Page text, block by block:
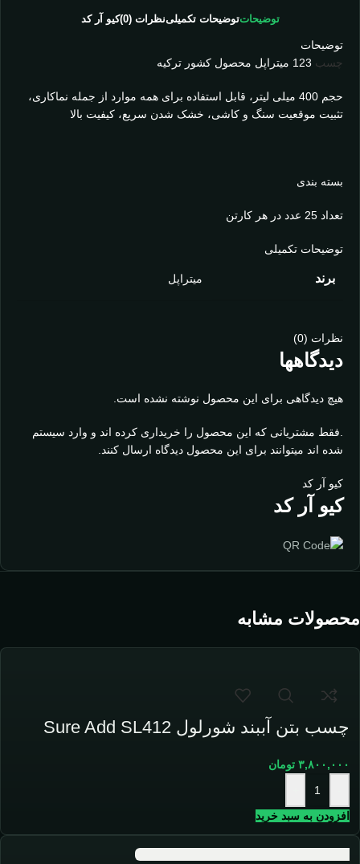
توضیحاتتوضیحات تکمیلینظرات (0) کیو آر کد
توضیحات
چسب
حجم 400 میلی لیتر، قابل استفاده برای همه موارد از جمله نماکاری،
تثبیت موقعیت سنگ و کاشی، خشک شدن سریع، کیفیت بالا
بسته بندی
تعداد 25 عدد در هر کارتن
توضیحات تکمیلی
برند میتراپل
نظرات (0)
دیدگاهها
هیچ دیدگاهی برای این محصول نوشته نشده است.
.فقط مشتریانی که این محصول را خریداری کرده اند و وارد سیستم
شده اند میتوانند برای این محصول دیدگاه ارسال کنند.
کیو آر کد
کیو آر کد
محصولات مشابه
چسب بتن آببند شورلول Sure Add SL412
۳,۸۰۰,۰۰۰ تومان
افزودن به سبد خرید